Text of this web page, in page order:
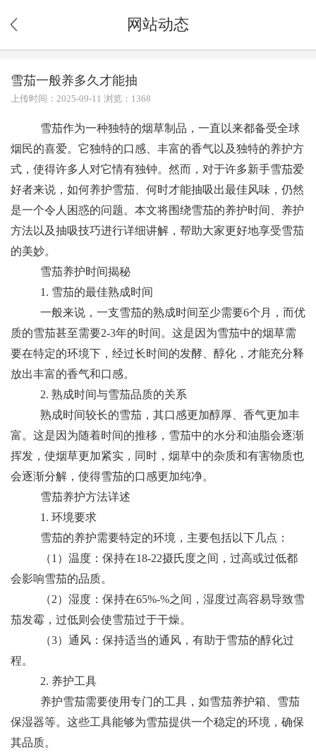
网站动态
雪茄一般养多久才能抽
上传时间：2025-09-11 浏览：1368
雪茄作为一种独特的烟草制品，一直以来都备受全球
烟民的喜爱。它独特的口感、丰富的香气以及独特的养护方
式，使得许多人对它情有独钟。然而，对于许多新手雪茄爱
好者来说，如何养护雪茄、何时才能抽吸出最佳风味，仍然
是一个令人困惑的问题。本文将围绕雪茄的养护时间、养护
方法以及抽吸技巧进行详细讲解，帮助大家更好地享受雪茄
的美妙。
雪茄养护时间揭秘
1. 雪茄的最佳熟成时间
一般来说，一支雪茄的熟成时间至少需要6个月，而优
质的雪茄甚至需要2-3年的时间。这是因为雪茄中的烟草需
要在特定的环境下，经过长时间的发酵、醇化，才能充分释
放出丰富的香气和口感。
2. 熟成时间与雪茄品质的关系
熟成时间较长的雪茄，其口感更加醇厚、香气更加丰
富。这是因为随着时间的推移，雪茄中的水分和油脂会逐渐
挥发，使烟草更加紧实，同时，烟草中的杂质和有害物质也
会逐渐分解，使得雪茄的口感更加纯净。
雪茄养护方法详述
1. 环境要求
雪茄的养护需要特定的环境，主要包括以下几点：
（1）温度：保持在18-22摄氏度之间，过高或过低都
会影响雪茄的品质。
（2）湿度：保持在65%-%之间，湿度过高容易导致雪
茄发霉，过低则会使雪茄过于干燥。
（3）通风：保持适当的通风，有助于雪茄的醇化过
程。
2. 养护工具
养护雪茄需要使用专门的工具，如雪茄养护箱、雪茄
保湿器等。这些工具能够为雪茄提供一个稳定的环境，确保
其品质。